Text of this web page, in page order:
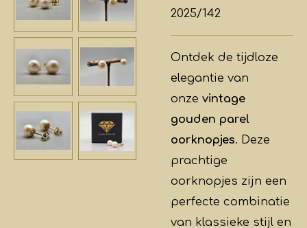
2025/142
Ontdek de tijdloze
elegantie van
onze vintage
gouden parel
oorknopjes. Deze
prachtige
oorknopjes zijn een
perfecte combinatie
van klassieke stijl en